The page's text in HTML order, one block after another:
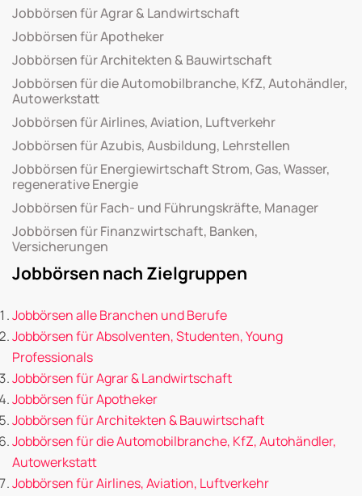
Jobbörsen für Agrar & Landwirtschaft
Jobbörsen für Apotheker
Jobbörsen für Architekten & Bauwirtschaft
Jobbörsen für die Automobilbranche, KfZ, Autohändler,
Autowerkstatt
Jobbörsen für Airlines, Aviation, Luftverkehr
Jobbörsen für Azubis, Ausbildung, Lehrstellen
Jobbörsen für Energiewirtschaft Strom, Gas, Wasser,
regenerative Energie
Jobbörsen für Fach- und Führungskräfte, Manager
Jobbörsen für Finanzwirtschaft, Banken,
Versicherungen
Jobbörsen nach Zielgruppen
Jobbörsen alle Branchen und Berufe
Jobbörsen für Absolventen, Studenten, Young
Professionals
Jobbörsen für Agrar & Landwirtschaft
Jobbörsen für Apotheker
Jobbörsen für Architekten & Bauwirtschaft
Jobbörsen für die Automobilbranche, KfZ, Autohändler,
Autowerkstatt
Jobbörsen für Airlines, Aviation, Luftverkehr